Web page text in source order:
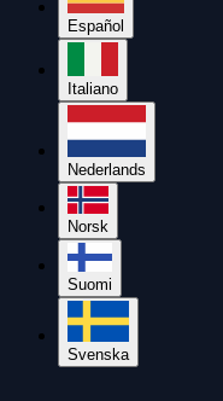
Español
Italiano
Nederlands
Norsk
Suomi
Svenska